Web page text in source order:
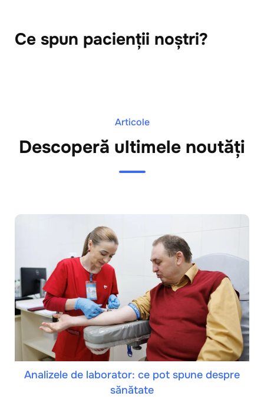
Ce spun pacienții noștri?
Articole
Descoperă ultimele noutăți
Analizele de laborator: ce pot spune despre
sănătate